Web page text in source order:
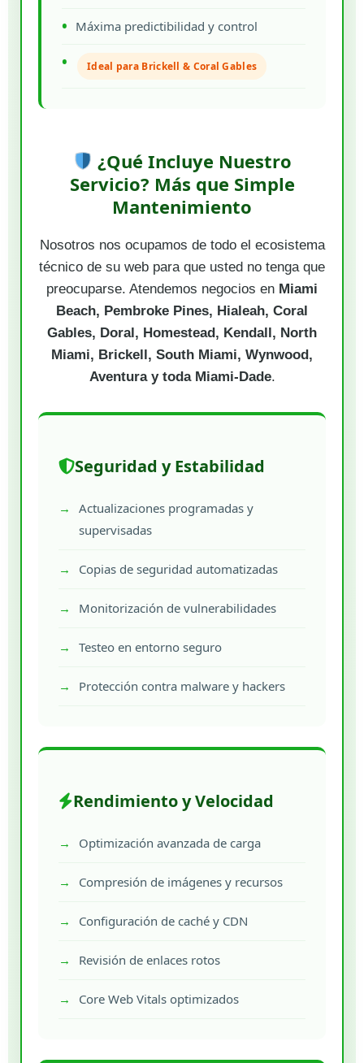
Máxima predictibilidad y control
Ideal para Brickell & Coral Gables
¿Qué Incluye Nuestro
Servicio? Más que Simple
Mantenimiento
Nosotros nos ocupamos de todo el ecosistema
técnico de su web para que usted no tenga que
preocuparse. Atendemos negocios en Miami
Beach, Pembroke Pines, Hialeah, Coral
Gables, Doral, Homestead, Kendall, North
Miami, Brickell, South Miami, Wynwood,
Aventura y toda Miami-Dade.
Seguridad y Estabilidad
Actualizaciones programadas y
supervisadas
Copias de seguridad automatizadas
Monitorización de vulnerabilidades
Testeo en entorno seguro
Protección contra malware y hackers
Rendimiento y Velocidad
Optimización avanzada de carga
Compresión de imágenes y recursos
Configuración de caché y CDN
Revisión de enlaces rotos
Core Web Vitals optimizados